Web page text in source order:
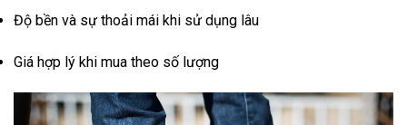
Độ bền và sự thoải mái khi sử dụng lâu
Giá hợp lý khi mua theo số lượng